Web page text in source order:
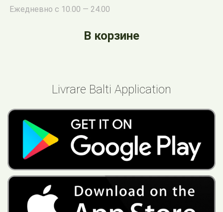
Ежедневно с 10.00 — 24.00
В корзине
Livrare Balti Application